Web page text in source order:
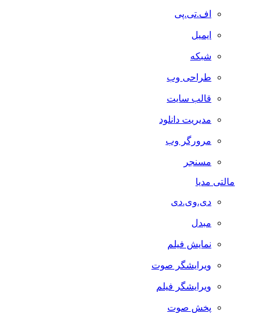
اف.تی.پی
ایمیل
شبکه
طراحی وب
قالب سایت
مدیریت دانلود
مرورگر وب
مسنجر
مالتی مدیا
دی.وی.دی
مبدل
نمایش فیلم
ویرایشگر صوت
ویرایشگر فیلم
پخش صوت